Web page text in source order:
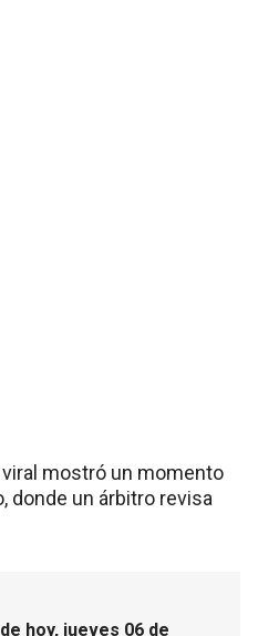
mostró un momento
donde un árbitro revisa
hoy, jueves 06 de